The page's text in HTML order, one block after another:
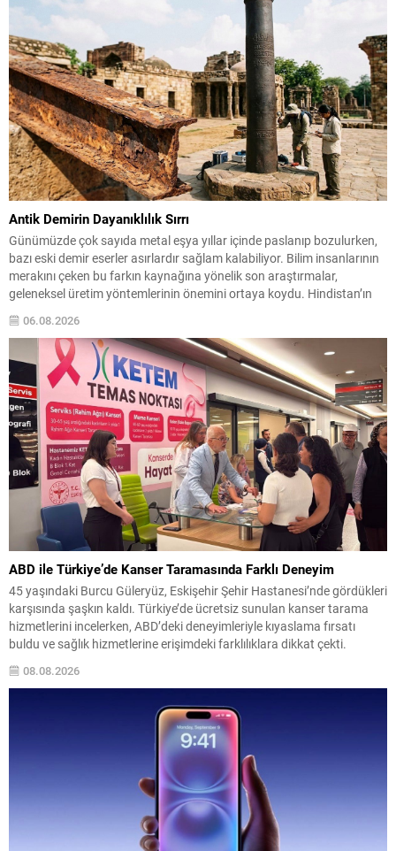
Antik Demirin Dayanıklılık Sırrı
Günümüzde çok sayıda metal eşya yıllar içinde paslanıp bozulurken,
bazı eski demir eserler asırlardır sağlam kalabiliyor. Bilim insanlarının
merakını çeken bu farkın kaynağına yönelik son araştırmalar,
geleneksel üretim yöntemlerinin önemini ortaya koydu. Hindistan’ın
orta kesiminden Agaria ustalarının kuşaktan kuşağa aktardığı demir
işleme teknikleri incelendiğinde, metalin yüzeyinde kendiliğinden
oluşan koruyucu bir...
06.08.2026
ABD ile Türkiye’de Kanser Taramasında Farklı Deneyim
45 yaşındaki Burcu Güleryüz, Eskişehir Şehir Hastanesi’nde gördükleri
karşısında şaşkın kaldı. Türkiye’de ücretsiz sunulan kanser tarama
hizmetlerini incelerken, ABD’deki deneyimleriyle kıyaslama fırsatı
buldu ve sağlık hizmetlerine erişimdeki farklılıklara dikkat çekti.
olduğunu söyleyen Güleryüz, buna rağmen erken tanı ve tarama
08.08.2026